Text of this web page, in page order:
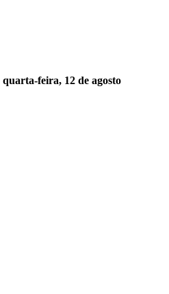
quarta-feira, 12 de agosto